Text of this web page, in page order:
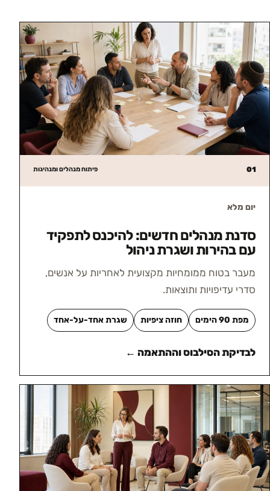
01 פיתוח מנהלים ומנהיגות
יום מלא
סדנת מנהלים חדשים: להיכנס לתפקיד
עם בהירות ושגרת ניהול
מעבר בטוח ממומחיות מקצועית לאחריות על אנשים,
סדרי עדיפויות ותוצאות.
מפת 90 הימים חוזה ציפיות שגרת אחד-על-אחד
לבדיקת הסילבוס וההתאמה ←